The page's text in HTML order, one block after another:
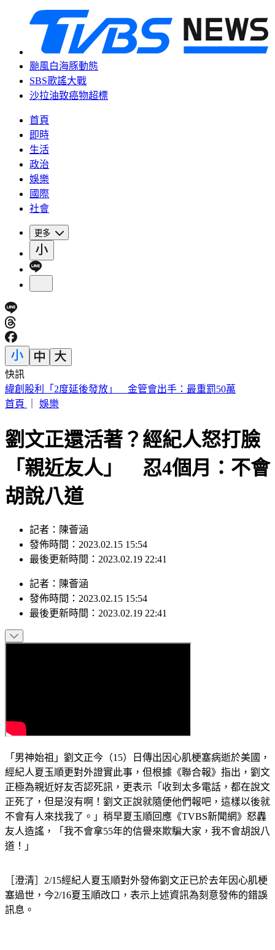
颱風白海豚動態
SBS歌謠大戰
沙拉油致癌物超標
首頁
即時
生活
政治
娛樂
國際
社會
更多
快訊
傅子純「穿病人服回家」生前暖舉惹鼻酸 愛妻心碎：我想你
了
劉文正還活著？經紀人怒打臉
「親近友人」 忍4個月：不會
胡說八道
記者：陳薈涵
發佈時間：2023.02.15 15:54
記者：陳薈涵
發佈時間：2023.02.15 15:54
「男神始祖」劉文正今（15）日傳出因心肌梗塞病逝於美國，
經紀人夏玉順更對外證實此事，但根據《聯合報》指出，劉文
正極為親近好友否認死訊，更表示「收到太多電話，都在說文
正死了，但是沒有啊！劉文正說就隨便他們報吧，這樣以後就
不會有人來找我了。」稍早夏玉順回應《TVBS新聞網》怒轟
友人造謠，「我不會拿55年的信譽來欺騙大家，我不會胡說八
［澄清］2/15經紀人夏玉順對外發佈劉文正已於去年因心肌梗
塞過世，今2/16夏玉順改口，表示上述資訊為刻意發佈的錯誤